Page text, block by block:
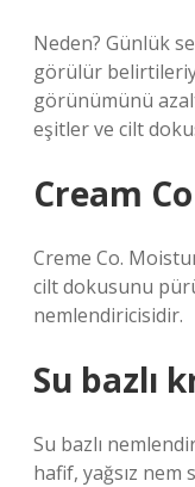
Neden? Günlük
görülür
görünümünü
eşitler ve cilt
Cream
Creme Co.
cilt dokusunu
nemlendiricisidir.
Su bazlı
Su bazlı
hafif, yağsız nem